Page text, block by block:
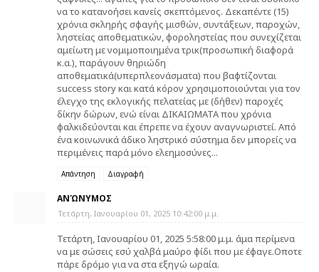
να το κατανοήσει κανείς σκεπτόμενος. Δεκαπέντε (15)
χρόνια σκληρής σφαγής μισθών, συντάξεων, παροχών,
ληστείας αποθεματικών, φοροληστείας που συνεχίζεται
αμείωτη με νομιμοποιημένα τρικ(προσωπική διαφορά
κ.α.), παράγουν θηριώδη
αποθεματικά(υπερπλεονάσματα) που βαφτίζονται
success story και κατά κόρον χρησιμοποιούνται για τον
έλεγχο της εκλογικής πελατείας με (δήθεν) παροχές
δίκην δώρων, ενώ είναι ΔΙΚΑΙΩΜΑΤΑ που χρόνια
φαλκιδεύονται και έπρεπε να έχουν αναγνωριστεί. Από
ένα κοινωνικά άδικο ληστρικό σύστημα δεν μπορείς να
περιμένεις παρά μόνο ελεημοσύνες...
Απάντηση Διαγραφή
ΑΝΏΝΥΜΟΣ
Τετάρτη, Ιανουαρίου 01, 2025 10:42:00 μ.μ.
Τετάρτη, Ιανουαρίου 01, 2025 5:58:00 μ.μ. άμα περίμενα
να με σώσεις εσύ χαλβά μαύρο φίδι που με έφαγε.Οποτε
πάρε δρόμο για να στα εξηγώ ωραία.